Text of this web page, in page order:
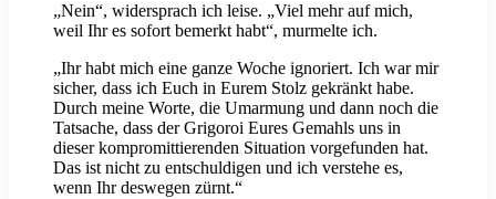
„Nein“, widersprach ich leise. „Viel mehr auf mich,
weil Ihr es sofort bemerkt habt“, murmelte ich.
„Ihr habt mich eine ganze Woche ignoriert. Ich war mir
sicher, dass ich Euch in Eurem Stolz gekränkt habe.
Durch meine Worte, die Umarmung und dann noch die
Tatsache, dass der Grigoroi Eures Gemahls uns in
dieser kompromittierenden Situation vorgefunden hat.
Das ist nicht zu entschuldigen und ich verstehe es,
wenn Ihr deswegen zürnt.“